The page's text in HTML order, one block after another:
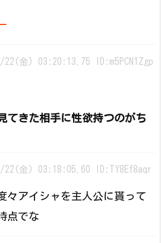
22(金) 03:20:13.75 ID:m5PCN1Zgp
てきた相手に性欲持つのがち
22(金) 03:18:05.60 ID:TY8Ef8aqr
々アイシャを主人公に貰って
点でな